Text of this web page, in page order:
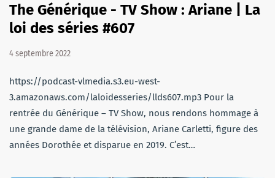
The Générique - TV Show : Ariane | La
loi des séries #607
4 septembre 2022
https://podcast-vlmedia.s3.eu-west-
3.amazonaws.com/laloidesseries/llds607.mp3 Pour la
rentrée du Générique – TV Show, nous rendons hommage à
une grande dame de la télévision, Ariane Carletti, figure des
années Dorothée et disparue en 2019. C’est…